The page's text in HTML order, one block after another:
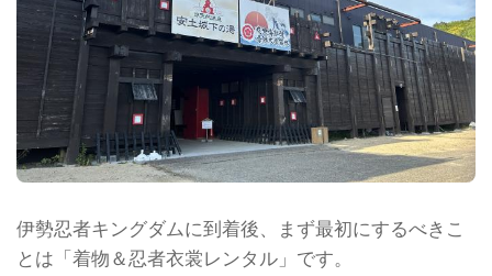
伊勢忍者キングダムに到着後、まず最初にするべきこ
とは「着物＆忍者衣裳レンタル」です。